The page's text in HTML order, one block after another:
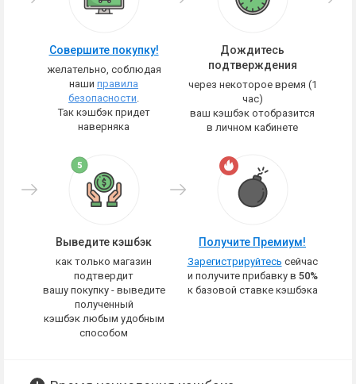
Совершите покупку!
желательно, соблюдая
наши правила
безопасности.
Так кэшбэк придет
наверняка
Дождитесь
подтверждения
через некоторое время (1
час)
ваш кэшбэк отобразится
в личном кабинете
Выведите кэшбэк
как только магазин
подтвердит
вашу покупку - выведите
полученный
кэшбэк любым удобным
способом
Получите Премиум!
Зарегистрируйтесь сейчас
и получите прибавку в 50%
к базовой ставке кэшбэка